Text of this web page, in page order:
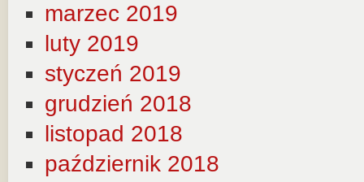
marzec 2019
luty 2019
styczeń 2019
grudzień 2018
listopad 2018
październik 2018